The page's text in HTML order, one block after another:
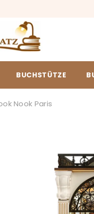
BUCHSTÜTZE
Nook Paris